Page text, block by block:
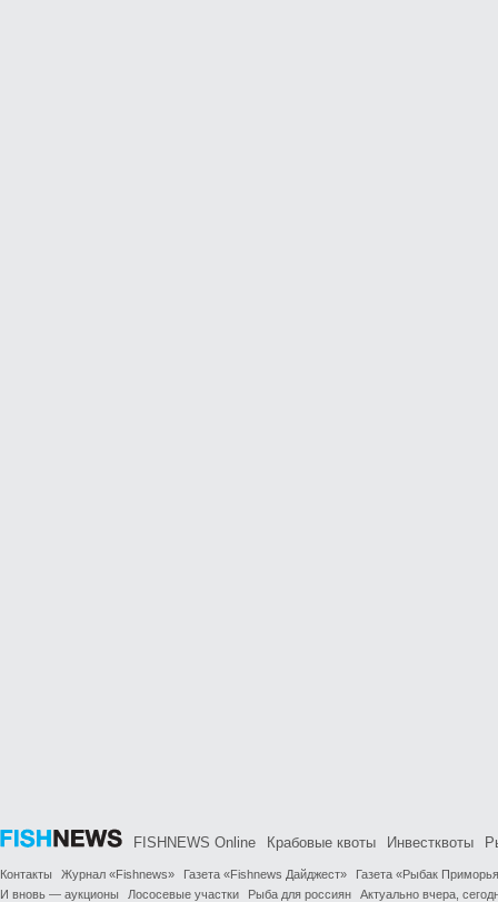
FISHNEWS Online Крабовые квоты Инвестквоты
Контакты Журнал «Fishnews» Газета «Fishnews Дайджест»
Газета «Рыбак
И вновь — аукционы
Лососевые участки Рыба для россиян Актуально вчера,